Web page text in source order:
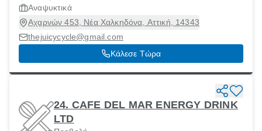
Αναψυκτικά
Αχαρνών 453, Νέα Χαλκηδόνα, Αττική, 14343
thejuicycycle@gmail.com
Κάλεσε Τώρα
24. CAFE DEL MΑR ENERGY DRINK
LTD